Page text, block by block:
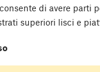
di avere parti
superiori lisci e